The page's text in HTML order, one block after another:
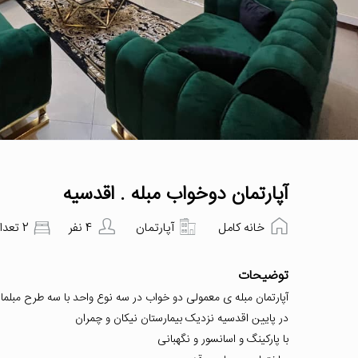
آپارتمان دوخواب مبله . اقدسیه
خانه کامل آپارتمان 4 نفر 2 تعداد اتاق‌خواب
توضیحات
آپارتمان مبله ی معمولی دو خواب در سه نوع واحد با سه طرح
در پایین اقدسیه نزدیک بیمارستان نیکان و چمران
با پارکینگ و اسانسور و نگهبانی